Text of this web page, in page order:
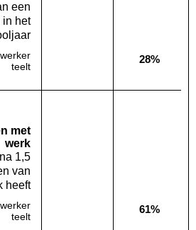
een
in het
teelt
Deze opleiding:
Geen waarde bekendLandelijk
28%
met
werk
1,5
van
heeft
teelt
Deze opleiding:
Geen waarde bekendLandelijk
61%